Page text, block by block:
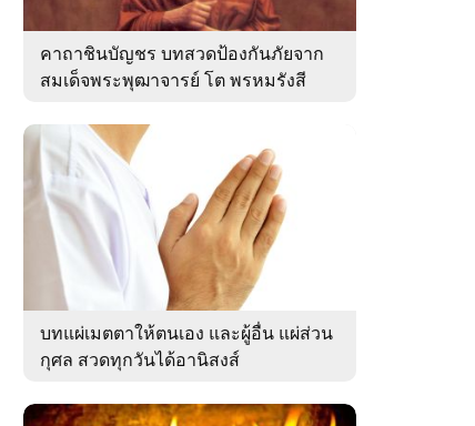
คาถาชินบัญชร บทสวดป้องกันภัยจาก
สมเด็จพระพุฒาจารย์ โต พรหมรังสี
บทแผ่เมตตาให้ตนเอง และผู้อื่น แผ่ส่วน
กุศล สวดทุกวันได้อานิสงส์